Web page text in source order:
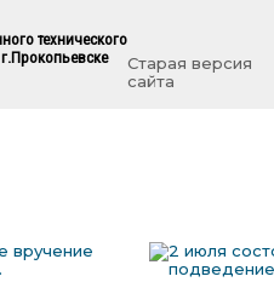
технического
Старая версия
сайта